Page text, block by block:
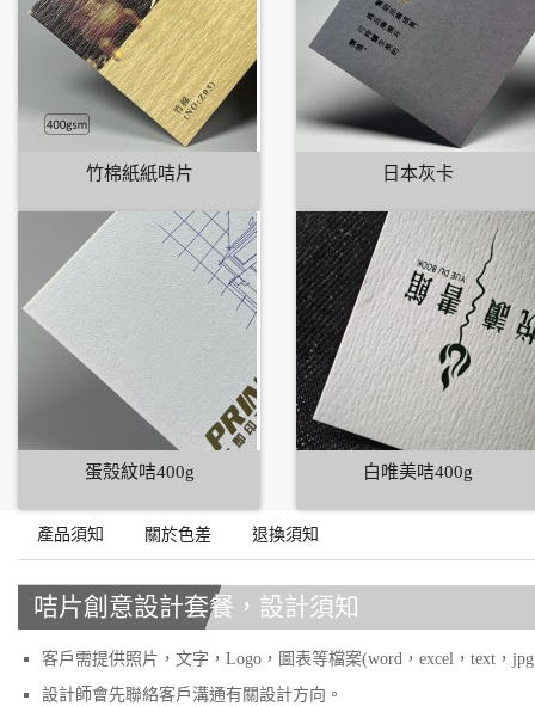
竹棉紙紙咭片 日本灰卡
蛋殼紋咭400g 白唯美咭400g
產品須知 關於色差 退換須知
咭片創意設計套餐，設計須知
客戶需提供照片，文字，Logo，圖表等檔案(word，excel，text，
設計師會先聯絡客戶溝通有關設計方向。